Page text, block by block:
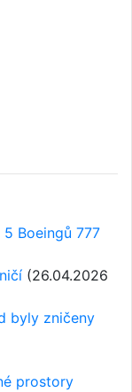
Boeingů 777
(26.04.2026
byly zničeny
prostory